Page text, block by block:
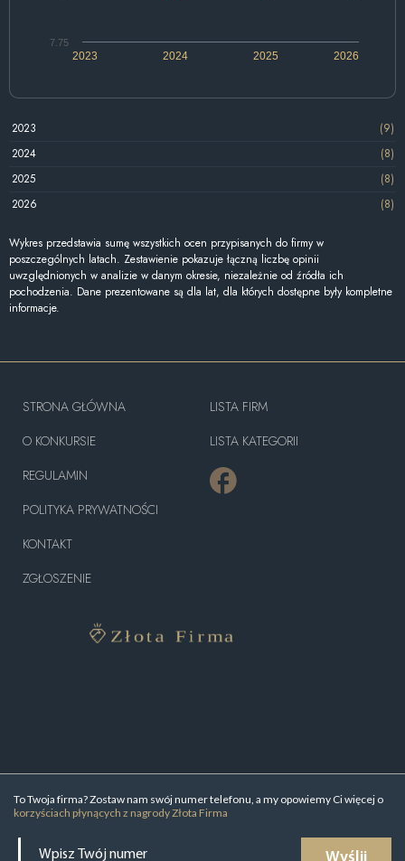
2024 2026
2023 2025
7.75
2023
(9)
2024
(8)
2025
(8)
2026
(8)
Wykres przedstawia sumę wszystkich ocen przypisanych do firmy w
poszczególnych latach. Zestawienie pokazuje łączną liczbę opinii
uwzględnionych w analizie w danym okresie, niezależnie od źródła ich
pochodzenia. Dane prezentowane są dla lat, dla których dostępne były kompletne
informacje.
To Twoja firma? Zostaw nam swój numer telefonu, a my opowiemy Ci więcej o
korzyściach płynących z nagrody Złota Firma
Wyślij
STRONA GŁÓWNA
O KONKURSIE
REGULAMIN
POLITYKA PRYWATNOŚCI
KONTAKT
ZGŁOSZENIE
LISTA FIRM
LISTA KATEGORII